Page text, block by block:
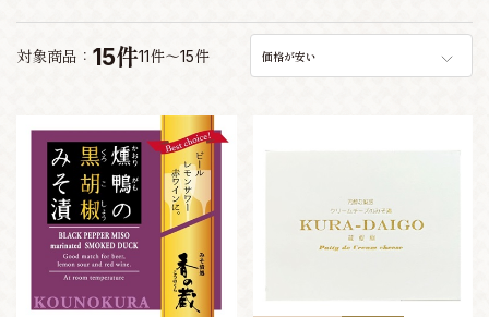
対象商品： 15件11件～15件 価格が安い